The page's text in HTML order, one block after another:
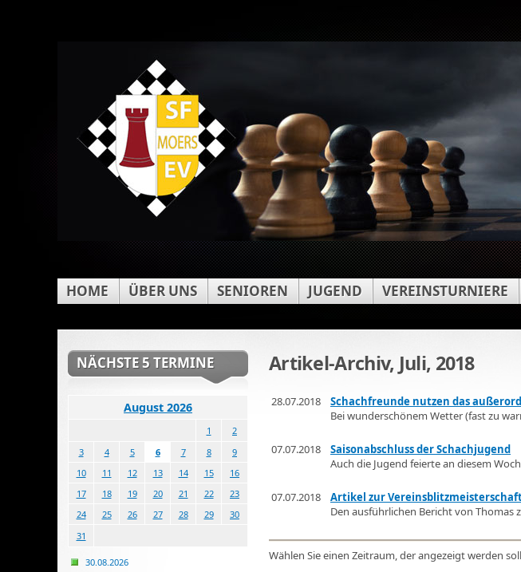
HOME ÜBER UNS SENIOREN JUGEND VEREINSTURNIERE
Artikel-Archiv, Juli, 2018
28.07.2018
Schachfreunde nutzen das
Bei wunderschönem Wetter (fast zu
07.07.2018
Saisonabschluss der Schachjugend
Auch die Jugend feierte an diesem
07.07.2018
Artikel zur Vereinsblitzmeisterschaft
Den ausführlichen Bericht von Thomas
Wählen Sie einen Zeitraum, der angezeigt werden
NÄCHSTE 5 TERMINE
August 2026
1
2
3
4 5 6 7 8
9
10
11 12 13 14 15
16
17
18 19 20 21 22
23
24
25 26 27 28 29
30
31
30.08.2026